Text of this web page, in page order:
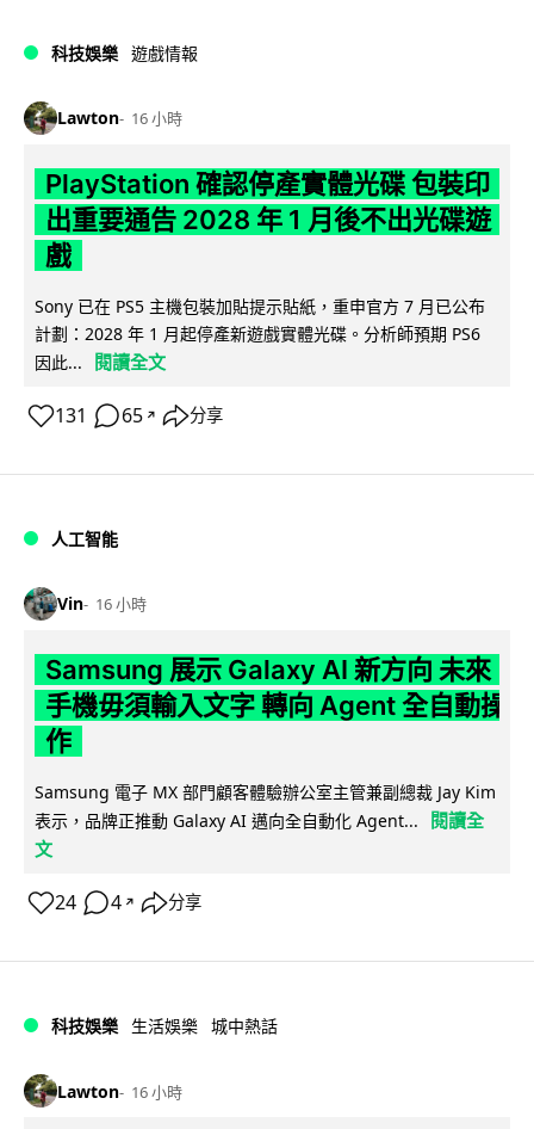
科技娛樂 遊戲情報
Lawton 16 小時
PlayStation 確認停產實體光碟 包裝印
出重要通告 2028 年 1 月後不出光碟遊
戲
Sony 已在 PS5 主機包裝加貼提示貼紙，重申官方 7 月已公布
計劃：2028 年 1 月起停產新遊戲實體光碟。分析師預期 PS6
因此...
閱讀全文
131 65 ↗ 分享
人工智能
Vin 16 小時
Samsung 展示 Galaxy AI 新方向 未來
手機毋須輸入文字 轉向 Agent 全自動操
作
Samsung 電子 MX 部門顧客體驗辦公室主管兼副總裁 Jay Kim
表示，品牌正推動 Galaxy AI 邁向全自動化 Agent...
閱讀全
文
24 4 ↗ 分享
科技娛樂 生活娛樂 城中熱話
Lawton 16 小時